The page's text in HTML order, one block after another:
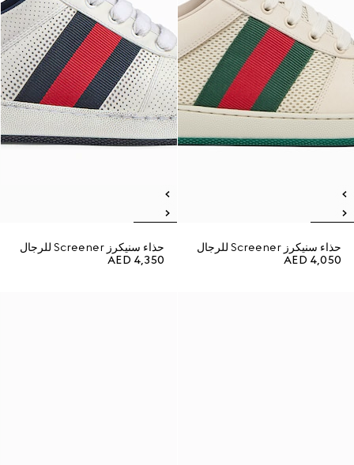
حذاء سنيكرز Screener للرجال
AED 4,050
حذاء سنيكرز Screener للرجال
AED 4,350